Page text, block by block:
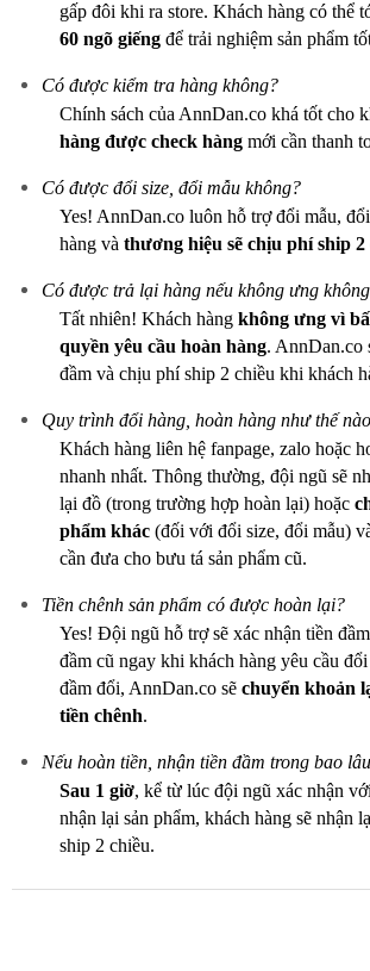
gấp đôi khi ra store. Khách hàng có thể
60 ngõ giếng để trải nghiệm sản phẩm
Có được kiểm tra hàng không?
Chính sách của AnnDan.co khá tốt cho
hàng được check hàng mới cần thanh
Có được đổi size, đổi mẫu không?
Yes! AnnDan.co luôn hỗ trợ đổi mẫu,
hàng và thương hiệu sẽ chịu phí ship 2
Có được trả lại hàng nếu không ưng
Tất nhiên! Khách hàng không ưng vì
quyền yêu cầu hoàn hàng. AnnDan.co
đầm và chịu phí ship 2 chiều khi khách
Quy trình đổi hàng, hoàn hàng như thế
Khách hàng liên hệ fanpage, zalo hoặc
nhanh nhất. Thông thường, đội ngũ sẽ
lại đồ (trong trường hợp hoàn lại) hoặc
phẩm khác (đối với đổi size, đổi mẫu)
cần đưa cho bưu tá sản phẩm cũ.
Tiền chênh sản phẩm có được hoàn lại?
Yes! Đội ngũ hỗ trợ sẽ xác nhận tiền
đầm cũ ngay khi khách hàng yêu cầu
đầm đổi, AnnDan.co sẽ chuyển khoản
tiền chênh.
Nếu hoàn tiền, nhận tiền đầm trong bao
Sau 1 giờ, kể từ lúc đội ngũ xác nhận
nhận lại sản phẩm, khách hàng sẽ nhận
ship 2 chiều.